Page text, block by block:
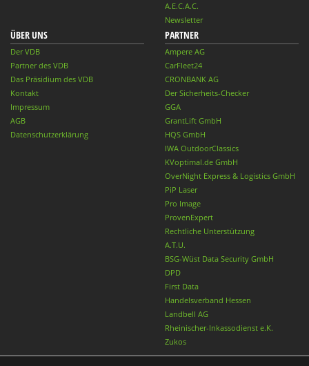
A.E.C.A.C.
Newsletter
ÜBER UNS
Der VDB
Partner des VDB
Das Präsidium des VDB
Kontakt
Impressum
AGB
Datenschutzerklärung
PARTNER
Ampere AG
CarFleet24
CRONBANK AG
Der Sicherheits-Checker
GGA
GrantLift GmbH
HQS GmbH
IWA OutdoorClassics
KVoptimal.de GmbH
OverNight Express & Logistics GmbH
PiP Laser
Pro Image
ProvenExpert
Rechtliche Unterstützung
A.T.U.
BSG-Wüst Data Security GmbH
DPD
First Data
Handelsverband Hessen
Landbell AG
Rheinischer-Inkassodienst e.K.
Zukos